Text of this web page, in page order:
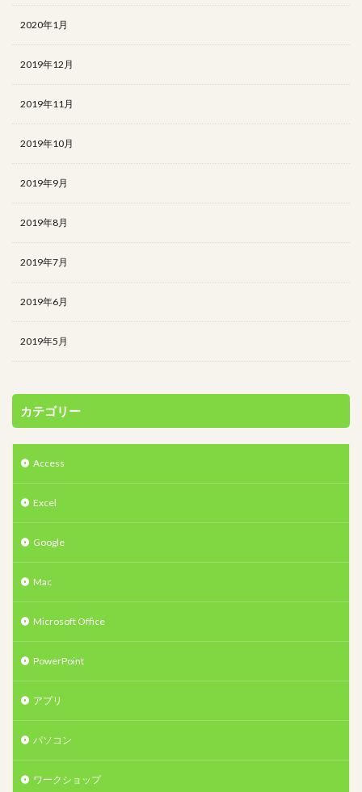
2020年1月
2019年12月
2019年11月
2019年10月
2019年9月
2019年8月
2019年7月
2019年6月
2019年5月
カテゴリー
Access
Excel
Google
Mac
Microsoft Office
PowerPoint
アプリ
パソコン
ワークショップ